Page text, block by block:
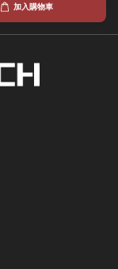
加入購物車